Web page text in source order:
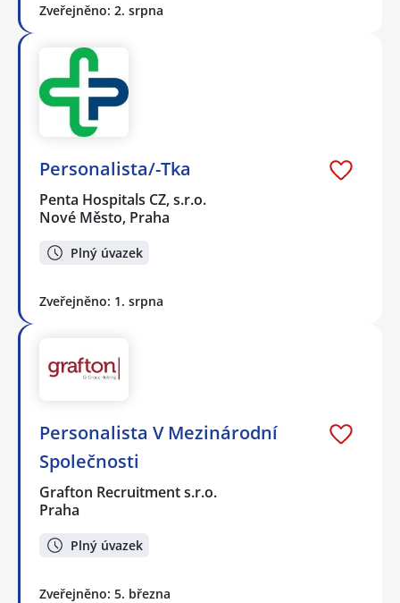
Zveřejněno: 2. srpna
Personalista/-Tka
Penta Hospitals CZ, s.r.o.
Nové Město, Praha
Plný úvazek
Zveřejněno: 1. srpna
Personalista V Mezinárodní
Společnosti
Grafton Recruitment s.r.o.
Praha
Plný úvazek
Zveřejněno: 5. března